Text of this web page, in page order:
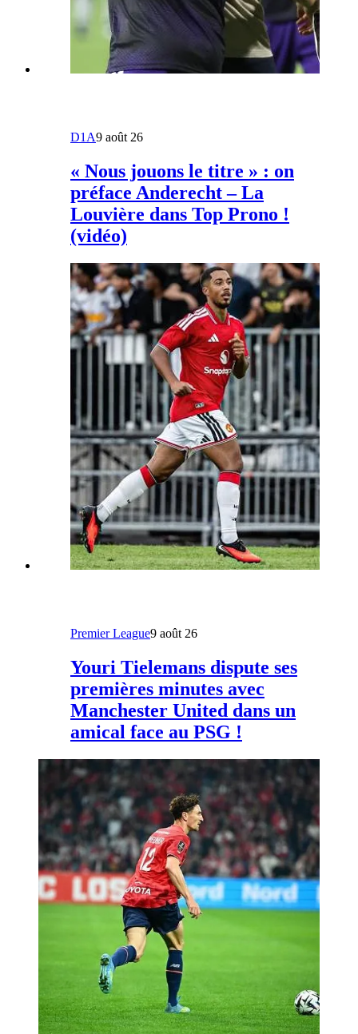
D1A9 août 26
« Nous jouons le titre » : on
préface Anderecht – La
Louvière dans Top Prono !
(vidéo)
Premier League9 août 26
Youri Tielemans dispute ses
premières minutes avec
Manchester United dans un
amical face au PSG !